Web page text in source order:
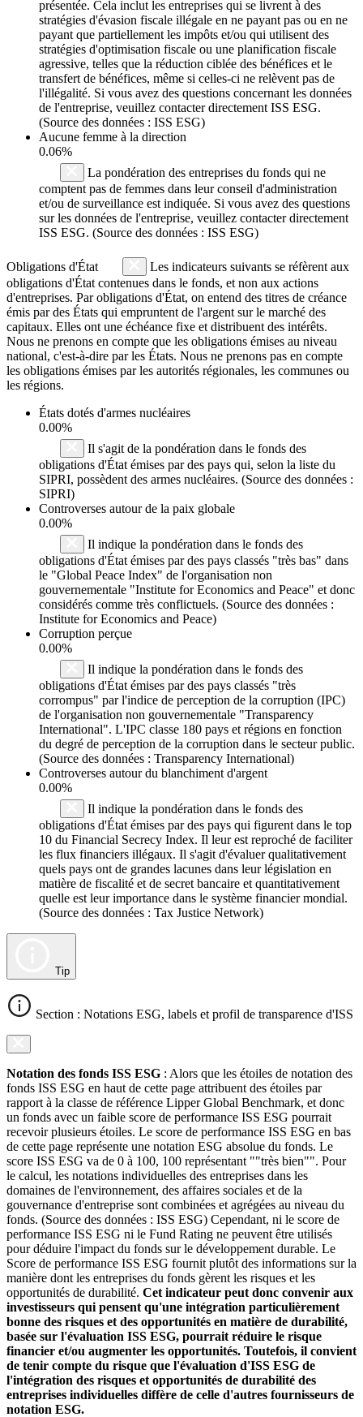
présentée. Cela inclut les entreprises qui se livrent à des
stratégies d'évasion fiscale illégale en ne payant pas ou en ne
payant que partiellement les impôts et/ou qui utilisent des
stratégies d'optimisation fiscale ou une planification fiscale
agressive, telles que la réduction ciblée des bénéfices et le
transfert de bénéfices, même si celles-ci ne relèvent pas de
l'illégalité. Si vous avez des questions concernant les données
de l'entreprise, veuillez contacter directement ISS ESG.
(Source des données : ISS ESG)
Aucune femme à la direction
0.06%
La pondération des entreprises du fonds qui ne
comptent pas de femmes dans leur conseil d'administration
et/ou de surveillance est indiquée. Si vous avez des questions
sur les données de l'entreprise, veuillez contacter directement
ISS ESG. (Source des données : ISS ESG)
Obligations d'État
Les indicateurs suivants se réfèrent aux
obligations d'État contenues dans le fonds, et non aux actions
d'entreprises. Par obligations d'État, on entend des titres de créance
émis par des États qui empruntent de l'argent sur le marché des
capitaux. Elles ont une échéance fixe et distribuent des intérêts.
Nous ne prenons en compte que les obligations émises au niveau
national, c'est-à-dire par les États. Nous ne prenons pas en compte
les obligations émises par les autorités régionales, les communes ou
les régions.
États dotés d'armes nucléaires
0.00%
Il s'agit de la pondération dans le fonds des
obligations d'État émises par des pays qui, selon la liste du
SIPRI, possèdent des armes nucléaires. (Source des données :
SIPRI)
Controverses autour de la paix globale
0.00%
Il indique la pondération dans le fonds des
obligations d'État émises par des pays classés "très bas" dans
le "Global Peace Index" de l'organisation non
gouvernementale "Institute for Economics and Peace" et donc
considérés comme très conflictuels. (Source des données :
Institute for Economics and Peace)
Corruption perçue
0.00%
Il indique la pondération dans le fonds des
obligations d'État émises par des pays classés "très
corrompus" par l'indice de perception de la corruption (IPC)
de l'organisation non gouvernementale "Transparency
International". L'IPC classe 180 pays et régions en fonction
du degré de perception de la corruption dans le secteur public.
(Source des données : Transparency International)
Controverses autour du blanchiment d'argent
0.00%
Il indique la pondération dans le fonds des
obligations d'État émises par des pays qui figurent dans le top
10 du Financial Secrecy Index. Il leur est reproché de faciliter
les flux financiers illégaux. Il s'agit d'évaluer qualitativement
quels pays ont de grandes lacunes dans leur législation en
matière de fiscalité et de secret bancaire et quantitativement
quelle est leur importance dans le système financier mondial.
(Source des données : Tax Justice Network)
Tip
Section : Notations ESG, labels et profil de transparence d'ISS
Notation des fonds ISS ESG : Alors que les étoiles de notation des
fonds ISS ESG en haut de cette page attribuent des étoiles par
rapport à la classe de référence Lipper Global Benchmark, et donc
un fonds avec un faible score de performance ISS ESG pourrait
recevoir plusieurs étoiles. Le score de performance ISS ESG en bas
de cette page représente une notation ESG absolue du fonds. Le
score ISS ESG va de 0 à 100, 100 représentant ""très bien"". Pour
le calcul, les notations individuelles des entreprises dans les
domaines de l'environnement, des affaires sociales et de la
gouvernance d'entreprise sont combinées et agrégées au niveau du
fonds. (Source des données : ISS ESG) Cependant, ni le score de
performance ISS ESG ni le Fund Rating ne peuvent être utilisés
pour déduire l'impact du fonds sur le développement durable. Le
Score de performance ISS ESG fournit plutôt des informations sur la
manière dont les entreprises du fonds gèrent les risques et les
opportunités de durabilité. Cet indicateur peut donc convenir aux
investisseurs qui pensent qu'une intégration particulièrement
bonne des risques et des opportunités en matière de durabilité,
basée sur l'évaluation ISS ESG, pourrait réduire le risque
financier et/ou augmenter les opportunités. Toutefois, il convient
de tenir compte du risque que l'évaluation d'ISS ESG de
l'intégration des risques et opportunités de durabilité des
entreprises individuelles diffère de celle d'autres fournisseurs de
notation ESG.